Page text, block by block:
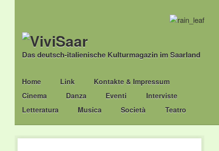
Das deutsch-italienische Kulturmagazin im Saarland
Main menu
Skip
to
content
Home Link
Kontakte & Impressum
Cinema
Danza Eventi
Interviste
Letteratura
Musica Società Teatro